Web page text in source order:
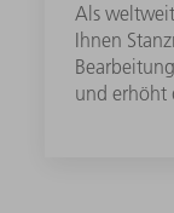
Als
Ihnen
und erhöht